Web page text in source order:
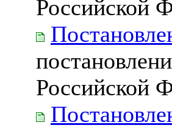
Российской
Российской